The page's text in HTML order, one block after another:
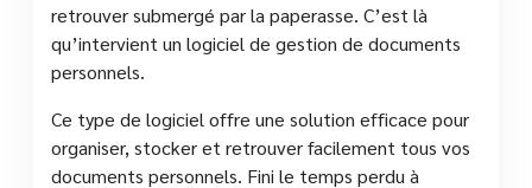
retrouver submergé par la paperasse. C’est là
qu’intervient un logiciel de gestion de documents
personnels.
Ce type de logiciel offre une solution efficace pour
organiser, stocker et retrouver facilement tous vos
documents personnels. Fini le temps perdu à